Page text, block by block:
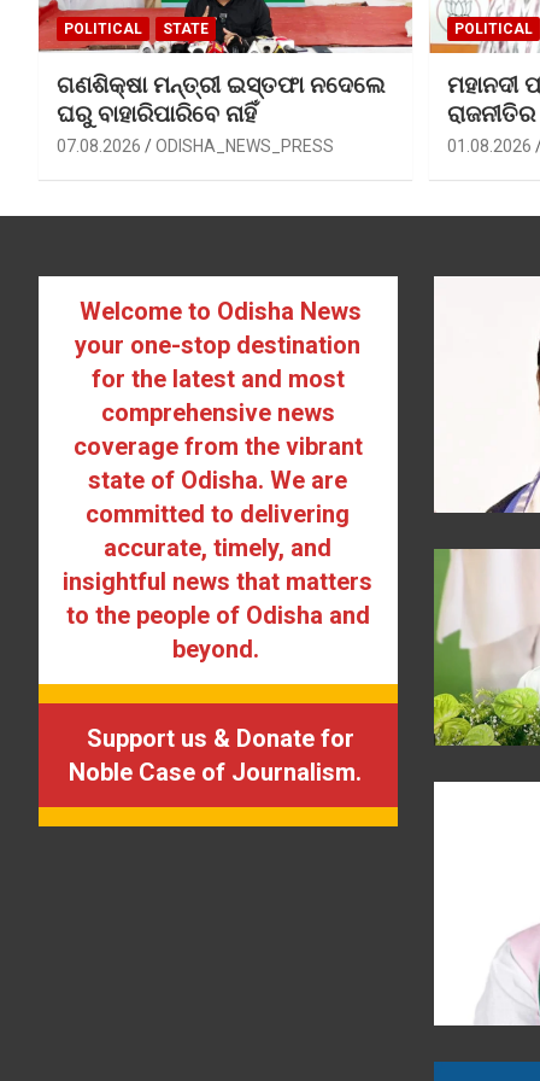
POLITICAL STATE
ଗଣଶିକ୍ଷା ମନ୍ତ୍ରୀ ଇସ୍ତଫା ନଦେଲେ
ଘରୁ ବାହାରିପାରିବେ ନାହିଁ
07.08.2026 ODISHA_NEWS_PRESS
POLITICAL
ମହାନଦୀ
01.08.2026
Welcome to Odisha News
your one-stop destination
for the latest and most
comprehensive news
coverage from the vibrant
state of Odisha. We are
committed to delivering
accurate, timely, and
insightful news that matters
to the people of Odisha and
beyond.
Support us & Donate for
Noble Case of Journalism.